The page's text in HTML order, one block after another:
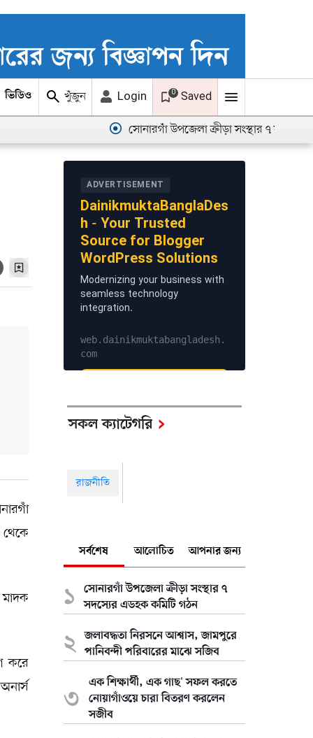
ভিডিও ছবি খুঁজুন Login 0 Saved
সোনারগাঁ উপজেলা ক্রীড়া সংস্থার ৭ সদস্যের এডহক
মাদক
করে
ADVERTISEMENT
DainikmuktaBanglaDes
h - Your Trusted
Source for Blogger
WordPress Solutions
Modernizing your business with
seamless technology
integration.
web.dainikmuktabangladesh.
com
সকল ক্যাটেগরি
রাজনীতি
সর্বশেষ আলোচিত আপনার জন্য
সোনারগাঁ উপজেলা ক্রীড়া সংস্থার ৭
সদস্যের এডহক কমিটি গঠন
জলাবদ্ধতা নিরসনে আশ্বাস, জামপুরে
পানিবন্দী পরিবারের মাঝে সজিব
এক শিক্ষার্থী, এক গাছ' সফল করতে
নোয়াগাঁওয়ে চারা বিতরণ করলেন
সজীব